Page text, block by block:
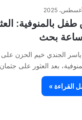
بالمنوفية:
الجندي خيم الحزن على
بعد العثور على
القراءة »